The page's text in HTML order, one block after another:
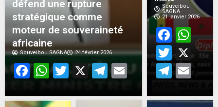
défend une rupture
stratégique comme
moteur de souveraineté
africaine
Souveibou SAGNA 24 février 2026
Facebook
WhatsApp
Twitter
X Telegram
Email
Souveibou
SAGNA
21 janvier 2026
X